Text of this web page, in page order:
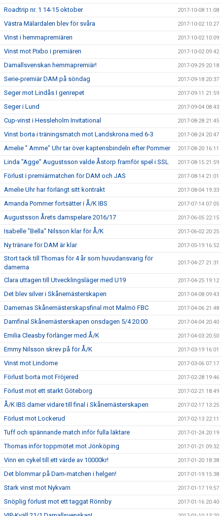
Roadtrip nr. 1 14-15 oktober 2017-10-08 11:08
Västra Mälardalen blev för svåra 2017-10-02 10:27
Vinst i hemmapremiären 2017-10-02 10:09
Vinst mot Pixbo i premiären 2017-10-02 09:42
Damallsvenskan hemmapremiär! 2017-09-29 20:18
Serie-premiär DAM på söndag 2017-09-18 20:37
Seger mot Lindås I genrepet 2017-09-11 21:59
Seger i Lund 2017-09-04 08:43
Cup-vinst i Hessleholm Invitational 2017-08-28 21:45
Vinst borta i träningsmatch mot Landskrona med 6-3 2017-08-24 20:47
Amelie " Amme" Uhr tar över kaptensbindeln efter Pommer 2017-08-20 16:11
Linda "Agge" Augustsson valde Åstorp framför spel i SSL 2017-08-15 21:59
Förlust i premiärmatchen för DAM och JAS 2017-08-14 21:01
Amelie Uhr har förlängt sitt kontrakt 2017-08-04 19:33
Amanda Pommer fortsätter i Å/K IBS 2017-07-14 07:05
Augustsson Årets damspelare 2016/17 2017-06-05 22:15
Isabelle "Bella" Nilsson klar för Å/K 2017-06-02 20:25
Ny tränare för DAM är klar 2017-05-19 16:52
Stort tack till Thomas för 4 år som huvudansvarig för
damerna
2017-04-27 21:31
Clara uttagen till Utvecklingsläger med U19 2017-04-25 19:12
Det blev silver i Skånemästerskapen 2017-04-08 09:43
Damernas Skånemästerskapsfinal mot Malmö FBC 2017-04-06 21:48
Damfinal Skånemästerskapen onsdagen 5/4 20:00 2017-04-04 20:40
Emilia Cleasby förlänger med Å/K 2017-04-03 20:50
Emmy Nilsson skrev på för Å/K 2017-03-19 16:01
Vinst mot Lindome 2017-03-06 07:17
Förlust borta mot Fröjered 2017-02-28 19:46
Förlust mot ett starkt Göteborg 2017-02-21 18:49
Å/K IBS damer vidare till final i Skånemästerskapen 2017-02-17 13:25
Förlust mot Lockerud 2017-02-13 22:11
Tuff och spännande match inför fulla läktare 2017-01-24 20:19
Thomas inför toppmötet mot Jönköping 2017-01-21 09:32
Vinn en cykel till ett värde av 10000kr! 2017-01-20 18:38
Det blommar på Dam-matchen i helgen! 2017-01-19 15:38
Stark vinst mot Nykvarn 2017-01-17 19:57
Snöplig förlust mot ett taggat Rönnby 2017-01-16 20:40